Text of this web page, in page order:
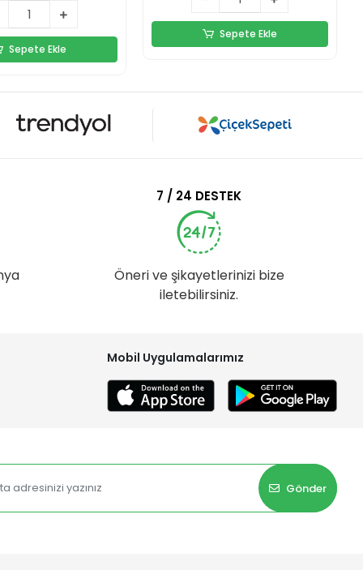
Sepete Ekle
Sepete Ekle
7 / 24 DESTEK
Öneri ve şikayetlerinizi bize
iletebilirsiniz.
Mobil Uygulamalarımız
Gönder